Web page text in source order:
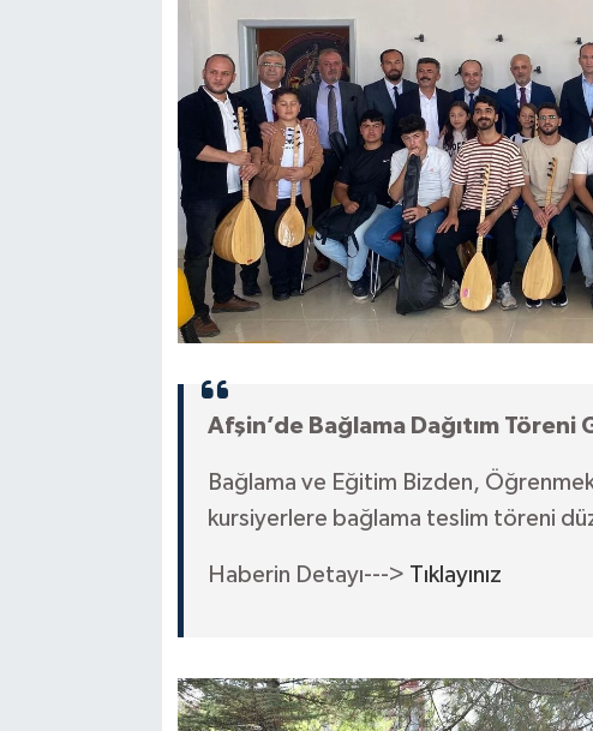
Afşin’de Bağlama Dağıtım
Bağlama ve Eğitim Bizden,
kursiyerlere bağlama teslim töreni
Haberin Detayı---> Tıklayınız